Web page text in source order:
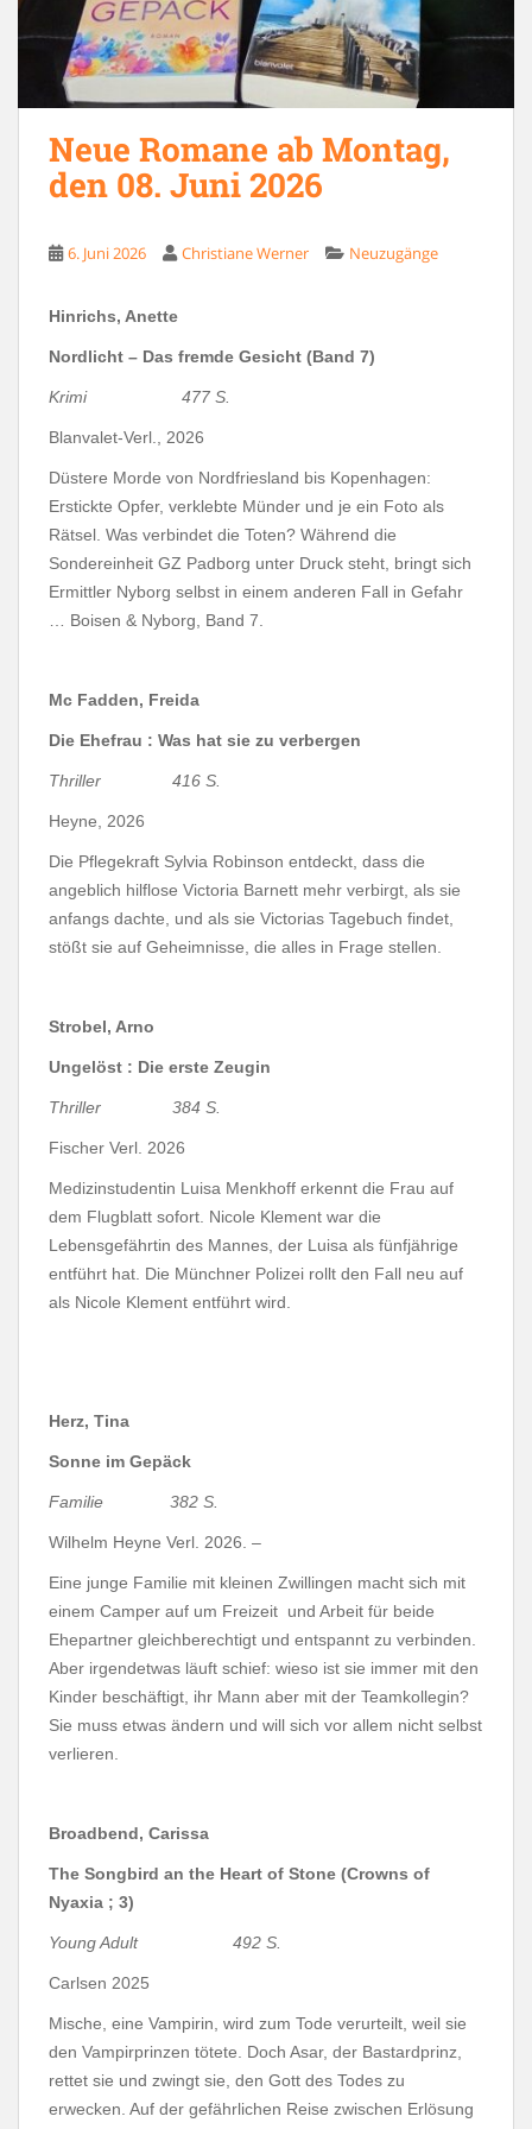
Neue Romane ab Montag,
den 08. Juni 2026
6. Juni 2026 Christiane Werner Neuzugänge
Hinrichs, Anette
Nordlicht – Das fremde Gesicht (Band 7)
Krimi 477 S.
Blanvalet-Verl., 2026
Düstere Morde von Nordfriesland bis Kopenhagen:
Erstickte Opfer, verklebte Münder und je ein Foto als
Rätsel. Was verbindet die Toten? Während die
Sondereinheit GZ Padborg unter Druck steht, bringt sich
Ermittler Nyborg selbst in einem anderen Fall in Gefahr
… Boisen & Nyborg, Band 7.
Mc Fadden, Freida
Die Ehefrau : Was hat sie zu verbergen
Thriller 416 S.
Heyne, 2026
Die Pflegekraft Sylvia Robinson entdeckt, dass die
angeblich hilflose Victoria Barnett mehr verbirgt, als sie
anfangs dachte, und als sie Victorias Tagebuch findet,
stößt sie auf Geheimnisse, die alles in Frage stellen.
Strobel, Arno
Ungelöst : Die erste Zeugin
Thriller 384 S.
Fischer Verl. 2026
Medizinstudentin Luisa Menkhoff erkennt die Frau auf
dem Flugblatt sofort. Nicole Klement war die
Lebensgefährtin des Mannes, der Luisa als fünfjährige
entführt hat. Die Münchner Polizei rollt den Fall neu auf
als Nicole Klement entführt wird.
Herz, Tina
Sonne im Gepäck
Familie 382 S.
Wilhelm Heyne Verl. 2026. –
Eine junge Familie mit kleinen Zwillingen macht sich mit
einem Camper auf um Freizeit und Arbeit für beide
Ehepartner gleichberechtigt und entspannt zu verbinden.
Aber irgendetwas läuft schief: wieso ist sie immer mit den
Kinder beschäftigt, ihr Mann aber mit der Teamkollegin?
Sie muss etwas ändern und will sich vor allem nicht selbst
verlieren.
Broadbend, Carissa
The Songbird an the Heart of Stone (Crowns of
Nyaxia ; 3)
Young Adult 492 S.
Carlsen 2025
Mische, eine Vampirin, wird zum Tode verurteilt, weil sie
den Vampirprinzen tötete. Doch Asar, der Bastardprinz,
rettet sie und zwingt sie, den Gott des Todes zu
erwecken. Auf der gefährlichen Reise zwischen Erlösung